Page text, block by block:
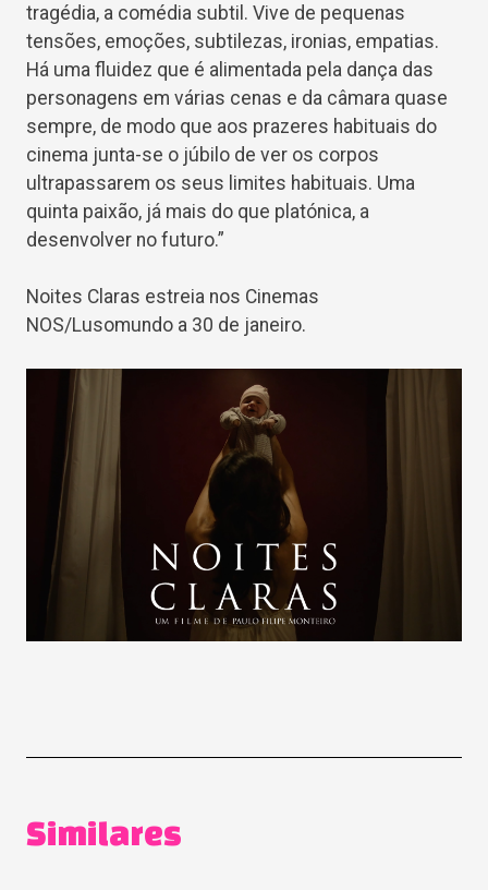
tragédia, a comédia subtil. Vive de pequenas
tensões, emoções, subtilezas, ironias, empatias.
Há uma fluidez que é alimentada pela dança das
personagens em várias cenas e da câmara quase
sempre, de modo que aos prazeres habituais do
cinema junta-se o júbilo de ver os corpos
ultrapassarem os seus limites habituais. Uma
quinta paixão, já mais do que platónica, a
desenvolver no futuro.”
Noites Claras estreia nos Cinemas
NOS/Lusomundo a 30 de janeiro.
Similares